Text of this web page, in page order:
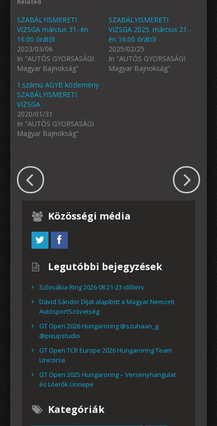
Related
SZABÁLYISMERETI
VIZSGA március 31.-én
16:00 órától
2023/03/06
In "AUTÓS GYORSASÁGI
Magyar Bajnokság"
SZABÁLYISMERETI
VIZSGA 2025. március 21.-
én 16:00 órától
2025/02/25
In "AUTÓS GYORSASÁGI
Magyar Bajnokság"
1.számú AGYB közlemény
SZABÁLYISMERETI
VIZSGA
2020/01/31
In "AUTÓS GYORSASÁGI
Magyar Bajnokság"
Közösségi média
Legutóbbi bejegyzések
Szlovákia Ring 2026 08 21-23 időterv
Dávid Sándor Díjat alapított a Magyar Nemzeti
AutósportSzövetség
GT Open 2026 Hungaroring @szuhaan_g
@pixupstudio
GT Open TCR Europe 2026 Hungaroring Team
Unicorse
GT Open 2025 Hungaroring – Versenyhangulat
és Lóerők Ünnepe
Kategóriák